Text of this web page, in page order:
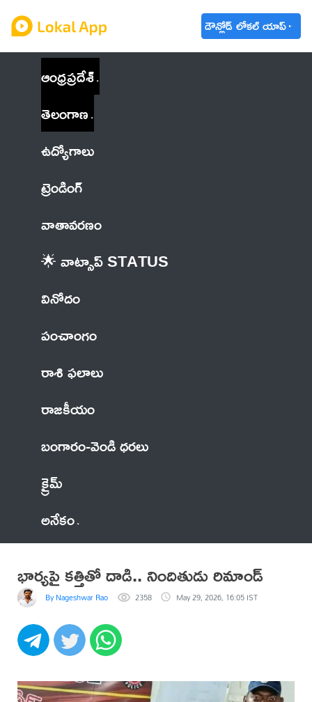
డౌన్లోడ్ లోకల్ యాప్
ఆంధ్రప్రదేశ్
తెలంగాణ
ఉద్యోగాలు
ట్రెండింగ్
వాతావరణం
🌟 వాట్సాప్ STATUS
వినోదం
పంచాంగం
రాశి ఫలాలు
రాజకీయం
బంగారం-వెండి ధరలు
క్రైమ్
అనేకం
భార్యపై కత్తితో దాడి.. నిందితుడు రిమాండ్
By Nageshwar Rao 2358 May 29, 2026, 16:05 IST